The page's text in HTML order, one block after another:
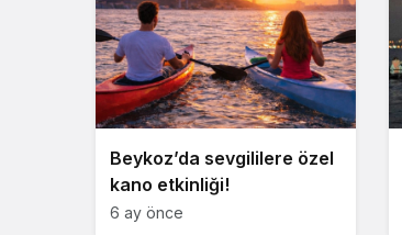
Beykoz’da sevgililere özel
kano etkinliği!
6 ay önce